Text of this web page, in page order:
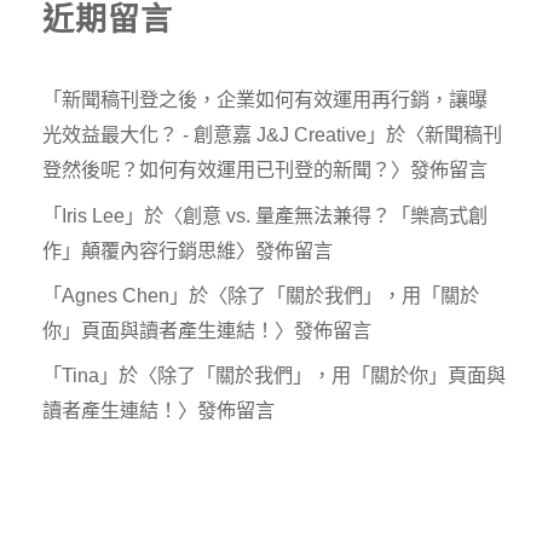
近期留言
「 新聞稿刊登之後，企業如何有效運用再行銷，讓曝
光效益最大化？ - 創意嘉 J&J Creative 」於〈新聞稿刊
登然後呢？如何有效運用已刊登的新聞？ 〉發佈留言
「 Iris Lee 」於〈創意 vs. 量產無法兼得？「樂高式創
作」顛覆內容行銷思維〉發佈留言
「 Agnes Chen 」於〈除了「關於我們」，用「關於
你」頁面與讀者產生連結！ 〉發佈留言
「 Tina 」於〈除了「關於我們」，用「關於你」頁面與
讀者產生連結！ 〉發佈留言